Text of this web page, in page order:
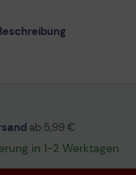
ab 5,99 €
in 1-2 Werktagen